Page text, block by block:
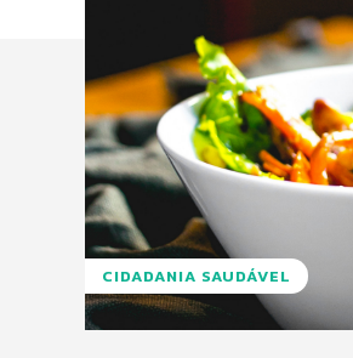
CIDADANIA SAUDÁVEL